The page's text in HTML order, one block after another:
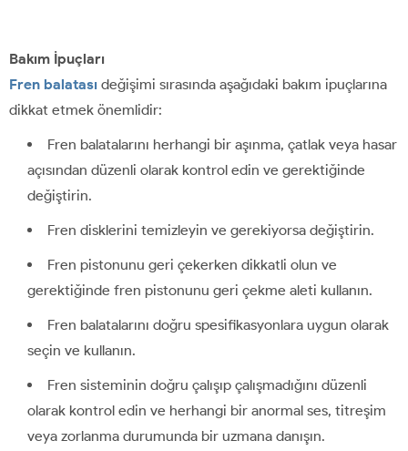
Bakım İpuçları
Fren balatası değişimi sırasında aşağıdaki bakım ipuçlarına
dikkat etmek önemlidir:
Fren balatalarını herhangi bir aşınma, çatlak veya hasar
açısından düzenli olarak kontrol edin ve gerektiğinde
değiştirin.
Fren disklerini temizleyin ve gerekiyorsa değiştirin.
Fren pistonunu geri çekerken dikkatli olun ve
gerektiğinde fren pistonunu geri çekme aleti kullanın.
Fren balatalarını doğru spesifikasyonlara uygun olarak
seçin ve kullanın.
Fren sisteminin doğru çalışıp çalışmadığını düzenli
olarak kontrol edin ve herhangi bir anormal ses, titreşim
veya zorlanma durumunda bir uzmana danışın.